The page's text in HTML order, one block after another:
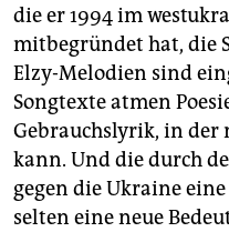
die er 1994 im
mitbegründet hat, die
Elzy-Melodien sind
Songtexte atmen
Gebrauchslyrik, in der
kann. Und die durch
gegen die Ukraine
selten eine neue